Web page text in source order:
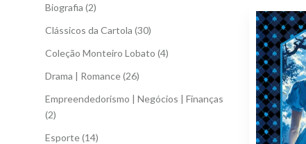
Biografia (2)
Clássicos da Cartola (30)
Coleção Monteiro Lobato (4)
Drama | Romance(26)
Empreendedorismo | Negócios | Finanças
(2)
Esporte(14)